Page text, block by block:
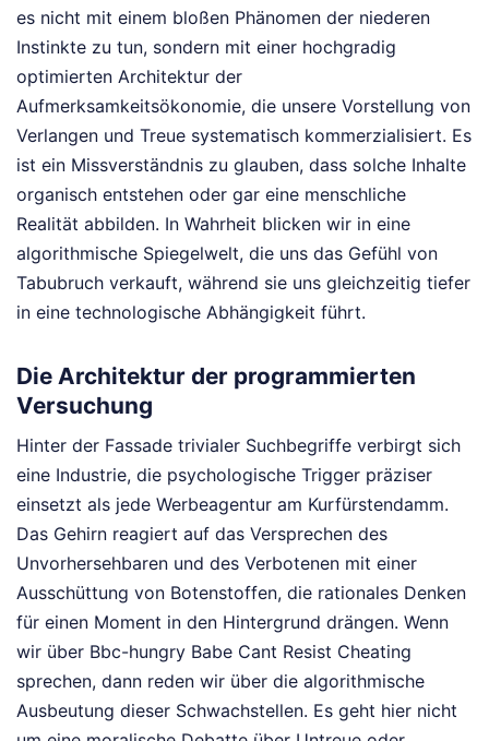
es nicht mit einem bloßen Phänomen der niederen
Instinkte zu tun, sondern mit einer hochgradig
optimierten Architektur der
Aufmerksamkeitsökonomie, die unsere Vorstellung von
Verlangen und Treue systematisch kommerzialisiert. Es
ist ein Missverständnis zu glauben, dass solche Inhalte
organisch entstehen oder gar eine menschliche
Realität abbilden. In Wahrheit blicken wir in eine
algorithmische Spiegelwelt, die uns das Gefühl von
Tabubruch verkauft, während sie uns gleichzeitig tiefer
in eine technologische Abhängigkeit führt.
Die Architektur der programmierten
Versuchung
Hinter der Fassade trivialer Suchbegriffe verbirgt sich
eine Industrie, die psychologische Trigger präziser
einsetzt als jede Werbeagentur am Kurfürstendamm.
Das Gehirn reagiert auf das Versprechen des
Unvorhersehbaren und des Verbotenen mit einer
Ausschüttung von Botenstoffen, die rationales Denken
für einen Moment in den Hintergrund drängen. Wenn
wir über Bbc-hungry Babe Cant Resist Cheating
sprechen, dann reden wir über die algorithmische
Ausbeutung dieser Schwachstellen. Es geht hier nicht